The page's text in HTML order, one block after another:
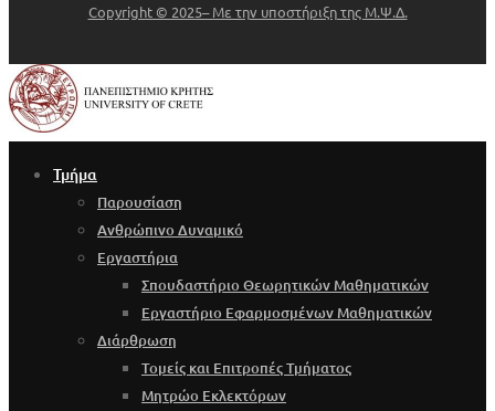
Copyright © 2025– Με την υποστήριξη της Μ.Ψ.Δ.
Τμήμα
Παρουσίαση
Ανθρώπινο Δυναμικό
Εργαστήρια
Σπουδαστήριο Θεωρητικών Μαθηματικών
Εργαστήριο Εφαρμοσμένων Μαθηματικών
Διάρθρωση
Τομείς και Επιτροπές Τμήματος
Μητρώο Εκλεκτόρων